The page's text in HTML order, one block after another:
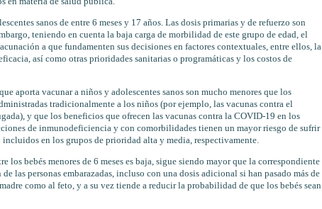
sanos de entre 6 meses y 17 años. Las dosis primarias y de refuerzo son
teniendo en cuenta la baja carga de morbilidad de este grupo de edad, el
a que fundamenten sus decisiones en factores contextuales, entre ellos, la
así como otras prioridades sanitarias o programáticas y los costos de
aporta vacunar a niños y adolescentes sanos son mucho menores que los
tradicionalmente a los niños (por ejemplo, las vacunas contra el
y que los beneficios que ofrecen las vacunas contra la COVID-19 en los
de inmunodeficiencia y con comorbilidades tienen un mayor riesgo de sufrir
en los grupos de prioridad alta y media, respectivamente.
los bebés menores de 6 meses es baja, sigue siendo mayor que la correspondiente
las personas embarazadas, incluso con una dosis adicional si han pasado más de
como al feto, y a su vez tiende a reducir la probabilidad de que los bebés sean